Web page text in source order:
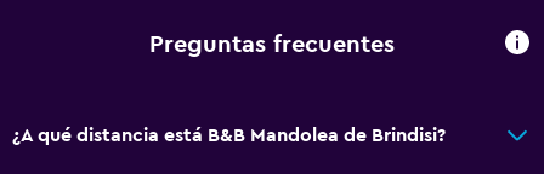
Preguntas frecuentes
¿A qué distancia está B&B Mandolea de Brindisi?